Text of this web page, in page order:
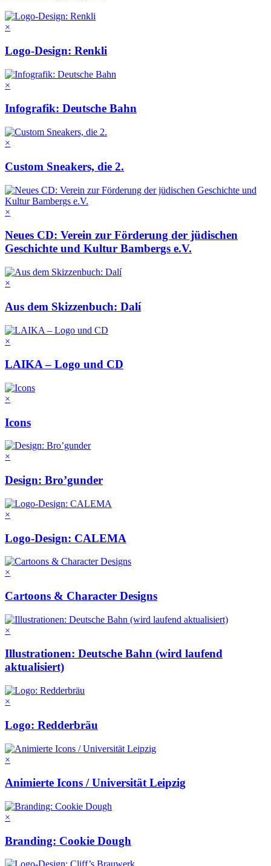
×
Logo-Design: Renkli
×
Infografik: Deutsche Bahn
×
Custom Sneakers, die 2.
×
Neues CD: Verein zur Förderung der jüdischen
Geschichte und Kultur Bambergs e.V.
×
Aus dem Skizzenbuch: Dalí
×
LAIKA – Logo und CD
×
Icons
×
Design: Bro’gunder
×
Logo-Design: CALEMA
×
Cartoons & Character Designs
×
Illustrationen: Deutsche Bahn (wird laufend
aktualisiert)
×
Logo: Redderbräu
×
Animierte Icons / Universität Leipzig
×
Branding: Cookie Dough